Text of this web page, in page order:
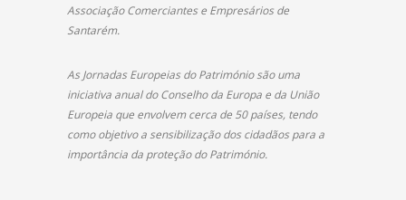
Associação Comerciantes e Empresários de
Santarém.
As Jornadas Europeias do Património são uma
iniciativa anual do Conselho da Europa e da União
Europeia que envolvem cerca de 50 países, tendo
como objetivo a sensibilização dos cidadãos para a
importância da proteção do Património.